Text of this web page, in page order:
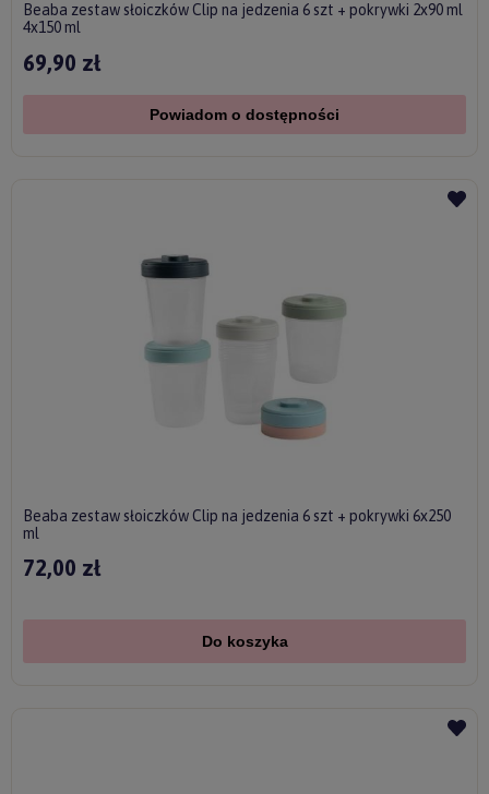
Beaba zestaw słoiczków Clip na jedzenia 6 szt + pokrywki 2x90 ml
4x150 ml
69,90 zł
Powiadom o dostępności
Beaba zestaw słoiczków Clip na jedzenia 6 szt + pokrywki 6x250
ml
72,00 zł
Do koszyka